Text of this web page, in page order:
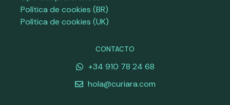
Política de cookies (BR)
Política de cookies (UK)
CONTACTO
+34 910 78 24 68
hola@curiara.com